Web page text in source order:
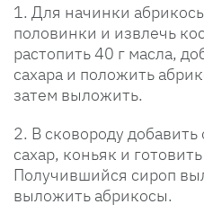
1. Для начинки
половинки и извлечь
растопить 40 г масла,
сахара и положить
затем выложить.
2. В сковороду
сахар, коньяк и
Получившийся сироп
выложить абрикосы.